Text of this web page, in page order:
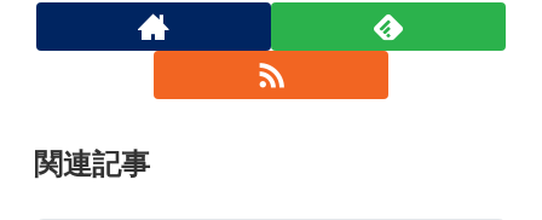
関連記事